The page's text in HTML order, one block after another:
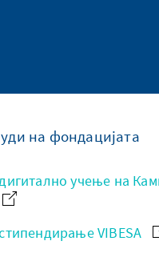
на фондацијата
учење на
VIBESA